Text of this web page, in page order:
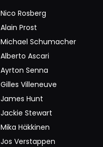
Nico Rosberg
Alain Prost
Michael Schumacher
Alberto Ascari
Ayrton Senna
Gilles Villeneuve
James Hunt
Jackie Stewart
Mika Häkkinen
Jos Verstappen